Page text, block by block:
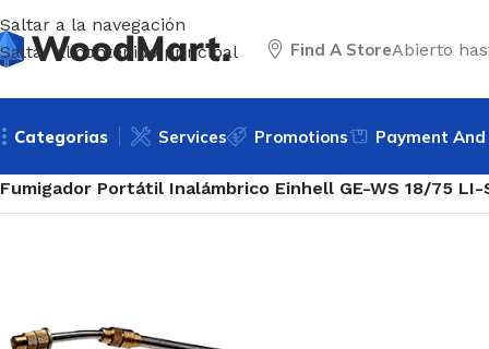
Saltar a la navegación
Saltar al contenido principal
Find A StoreAbierto
Categorias Services Promotions
Payment
Fumigador Portátil Inalámbrico Einhell GE-WS 18/75 LI-